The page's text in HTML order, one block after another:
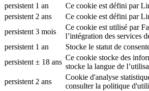
persistent 1 an
Ce cookie est défini par
persistent 2 ans
Ce cookie est défini par
persistent 3 mois
Ce cookie est utilisé par
l’intégration des services
persistent 1 an
Stocke le statut de
persistent ± 18 ans
Ce cookie stocke des
stocke la langue de
persistent 2 ans
Cookie d'analyse
consulter la politique